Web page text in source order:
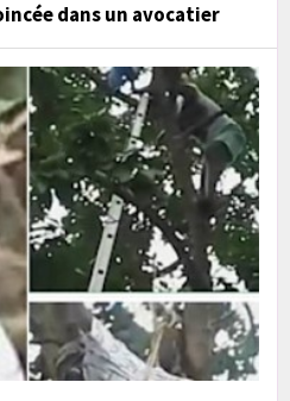
dans un avocatier